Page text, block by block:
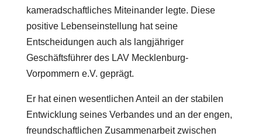
kameradschaftliches Miteinander legte. Diese
positive Lebenseinstellung hat seine
Entscheidungen auch als langjähriger
Geschäftsführer des LAV Mecklenburg-
Vorpommern e.V. geprägt.
Er hat einen wesentlichen Anteil an der stabilen
Entwicklung seines Verbandes und an der engen,
freundschaftlichen Zusammenarbeit zwischen